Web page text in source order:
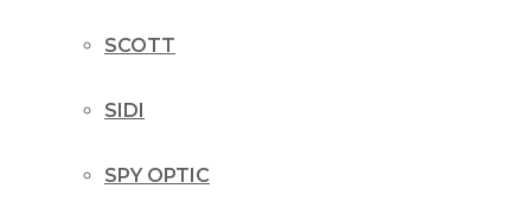
SCOTT
SIDI
SPY OPTIC